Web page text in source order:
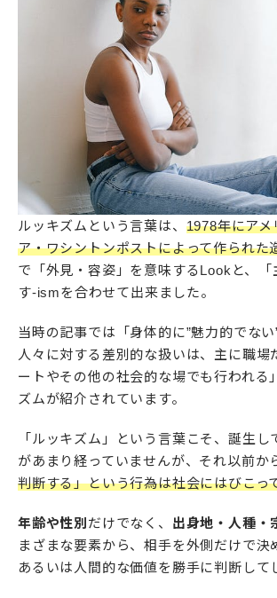
ルッキズムという言葉は、 1978年にアメ
ア・ワシントンポストによって作られた
で「外見・容姿」を意味するLookと、「
す-ismを合わせて出来ました。
当時の記事では「身体的に”魅力的でない
人々に対する差別的な扱いは、主に職場
ートやその他の社会的な場でも行われる
ズムが紹介されています。
「ルッキズム」という言葉こそ、誕生し
があまり経っていませんが、それ以前か
判断する」という行為は社会にはびこっ
年齢や性別 だけでなく、 出身地・人種・
まざまな要素から、相手を外側だけで決
あるいは人間的な価値を勝手に判断して